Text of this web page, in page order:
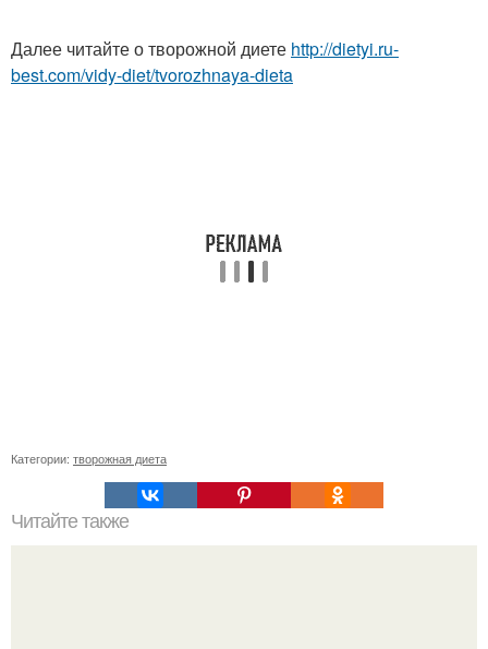
Далее читайте о творожной диете http://dietyi.ru-
best.com/vidy-diet/tvorozhnaya-dieta
Категории: творожная диета
Читайте также